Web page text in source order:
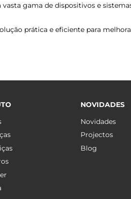
gama de dispositivos e
prática e eficiente para
NOVIDADES
Novidades
Projectos
Blog